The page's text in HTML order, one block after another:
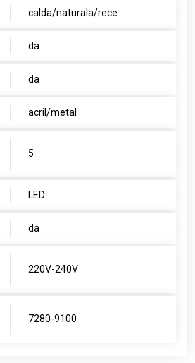
calda/naturala/rece
da
da
acril/metal
5
LED
da
220V-240V
7280-9100